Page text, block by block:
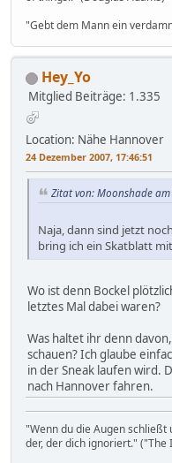
"Gebt dem Mann ein
Hey_Yo
Mitglied Beiträge: 1.335
Location: Nähe Hannover
24 Dezember 2007, 17:46:51
Zitat von: Moonshade am
Naja, dann sind jetzt
bring ich ein Skatblatt
Wo ist denn Bockel
letztes Mal dabei waren?
Was haltet ihr denn
schauen? Ich glaube
in der Sneak laufen wird.
nach Hannover fahren.
"Wenn du die Augen schließt
der, der dich ignoriert." ("The